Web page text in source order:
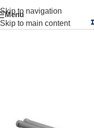
Skip to navigation
Skip to main content
Menu
Prima pagină